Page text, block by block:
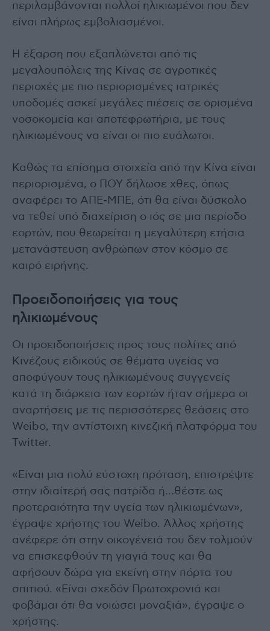
περιλαμβάνονται πολλοί ηλικιωμένοι που δεν
είναι πλήρως εμβολιασμένοι.
Η έξαρση που εξαπλώνεται από τις
μεγαλουπόλεις της Κίνας σε αγροτικές
περιοχές με πιο περιορισμένες ιατρικές
υποδομές ασκεί μεγάλες πιέσεις σε ορισμένα
νοσοκομεία και αποτεφρωτήρια, με τους
ηλικιωμένους να είναι οι πιο ευάλωτοι.
Καθώς τα επίσημα στοιχεία από την Κίνα είναι
περιορισμένα, ο ΠΟΥ δήλωσε χθες, όπως
αναφέρει το ΑΠΕ-ΜΠΕ, ότι θα είναι δύσκολο
να τεθεί υπό διαχείριση ο ιός σε μια περίοδο
εορτών, που θεωρείται η μεγαλύτερη ετήσια
μετανάστευση ανθρώπων στον κόσμο σε
καιρό ειρήνης.
Προειδοποιήσεις για τους
ηλικιωμένους
Οι προειδοποιήσεις προς τους πολίτες από
Κινέζους ειδικούς σε θέματα υγείας να
αποφύγουν τους ηλικιωμένους συγγενείς
κατά τη διάρκεια των εορτών ήταν σήμερα οι
αναρτήσεις με τις περισσότερες θεάσεις στο
Weibo, την αντίστοιχη κινεζική πλατφόρμα του
Twitter.
«Είναι μια πολύ εύστοχη πρόταση, επιστρέψτε
στην ιδιαίτερή σας πατρίδα ή…θέστε ως
προτεραιότητα την υγεία των ηλικιωμένων»,
έγραψε χρήστης του Weibo. Άλλος χρήστης
ανέφερε ότι στην οικογένειά του δεν τολμούν
να επισκεφθούν τη γιαγιά τους και θα
αφήσουν δώρα για εκείνη στην πόρτα του
σπιτιού. «Είναι σχεδόν Πρωτοχρονιά και
φοβάμαι ότι θα νοιώσει μοναξιά», έγραψε ο
χρήστης.